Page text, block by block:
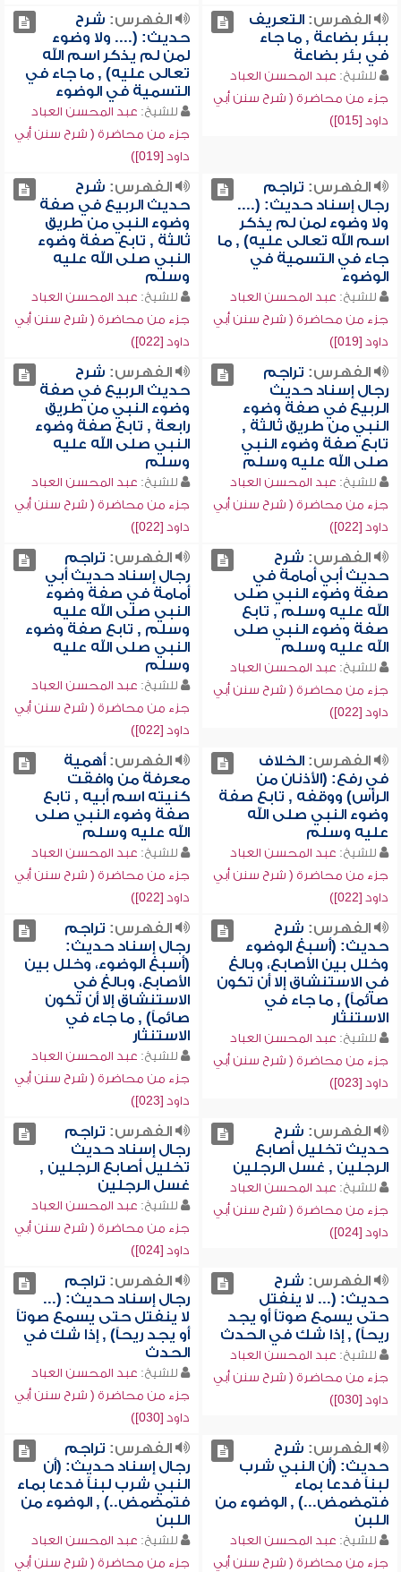
الفهرس:التعريف
ببئر بضاعة , ما جاء
في بئر بضاعة
للشيخ: عبد المحسن العباد
جزء من محاضرة ( شرح سنن أبي
داود [015])
الفهرس: شرح
حديث: (.... ولا وضوء
لمن لم يذكر اسم الله
تعالى عليه) , ما جاء في
التسمية في الوضوء
للشيخ: عبد المحسن العباد
جزء من محاضرة ( شرح سنن أبي
داود [019])
الفهرس: تراجم
رجال إسناد حديث: (....
ولا وضوء لمن لم يذكر
اسم الله تعالى عليه) , ما
جاء في التسمية في
الوضوء
للشيخ: عبد المحسن العباد
جزء من محاضرة ( شرح سنن أبي
داود [019])
الفهرس: شرح
حديث الربيع في صفة
وضوء النبي من طريق
ثالثة , تابع صفة وضوء
النبي صلى الله عليه
وسلم
للشيخ: عبد المحسن العباد
جزء من محاضرة ( شرح سنن أبي
داود [022])
الفهرس: تراجم
رجال إسناد حديث
الربيع في صفة وضوء
النبي من طريق ثالثة ,
تابع صفة وضوء النبي
صلى الله عليه وسلم
للشيخ: عبد المحسن العباد
جزء من محاضرة ( شرح سنن أبي
داود [022])
الفهرس: شرح
حديث الربيع في صفة
وضوء النبي من طريق
رابعة , تابع صفة وضوء
النبي صلى الله عليه
وسلم
للشيخ: عبد المحسن العباد
جزء من محاضرة ( شرح سنن أبي
داود [022])
الفهرس: شرح
حديث أبي أمامة في
صفة وضوء النبي صلى
الله عليه وسلم , تابع
صفة وضوء النبي صلى
الله عليه وسلم
للشيخ: عبد المحسن العباد
جزء من محاضرة ( شرح سنن أبي
داود [022])
الفهرس: تراجم
رجال إسناد حديث أبي
أمامة في صفة وضوء
النبي صلى الله عليه
وسلم , تابع صفة وضوء
النبي صلى الله عليه
وسلم
للشيخ: عبد المحسن العباد
جزء من محاضرة ( شرح سنن أبي
داود [022])
الفهرس:الخلاف
في رفع: (الأذنان من
الرأس) ووقفه , تابع صفة
وضوء النبي صلى الله
عليه وسلم
للشيخ: عبد المحسن العباد
جزء من محاضرة ( شرح سنن أبي
داود [022])
الفهرس:أهمية
معرفة من وافقت
كنيته اسم أبيه , تابع
صفة وضوء النبي صلى
الله عليه وسلم
للشيخ: عبد المحسن العباد
جزء من محاضرة ( شرح سنن أبي
داود [022])
الفهرس: شرح
حديث: (أسبغ الوضوء
وخلل بين الأصابع، وبالغ
في الاستنشاق إلا أن تكون
صائماً) , ما جاء في
الاستنثار
للشيخ: عبد المحسن العباد
جزء من محاضرة ( شرح سنن أبي
داود [023])
الفهرس: تراجم
رجال إسناد حديث:
(أسبغ الوضوء، وخلل بين
الأصابع، وبالغ في
الاستنشاق إلا أن تكون
صائماً) , ما جاء في
الاستنثار
للشيخ: عبد المحسن العباد
جزء من محاضرة ( شرح سنن أبي
داود [023])
الفهرس: شرح
حديث تخليل أصابع
الرجلين , غسل الرجلين
للشيخ: عبد المحسن العباد
جزء من محاضرة ( شرح سنن أبي
داود [024])
الفهرس: تراجم
رجال إسناد حديث
تخليل أصابع الرجلين ,
غسل الرجلين
للشيخ: عبد المحسن العباد
جزء من محاضرة ( شرح سنن أبي
داود [024])
الفهرس: شرح
حديث: (... لا ينفتل
حتى يسمع صوتاً أو يجد
ريحاً) , إذا شك في الحدث
للشيخ: عبد المحسن العباد
جزء من محاضرة ( شرح سنن أبي
داود [030])
الفهرس: تراجم
رجال إسناد حديث: (...
لا ينفتل حتى يسمع صوتاً
أو يجد ريحاً) , إذا شك في
الحدث
للشيخ: عبد المحسن العباد
جزء من محاضرة ( شرح سنن أبي
داود [030])
الفهرس: شرح
حديث: (أن النبي شرب
لبناً فدعا بماء
فتمضمض...) , الوضوء من
اللبن
للشيخ: عبد المحسن العباد
جزء من محاضرة ( شرح سنن أبي
الفهرس: تراجم
رجال إسناد حديث: (أن
النبي شرب لبناً فدعا بماء
فتمضمض..) , الوضوء من
اللبن
للشيخ: عبد المحسن العباد
جزء من محاضرة ( شرح سنن أبي